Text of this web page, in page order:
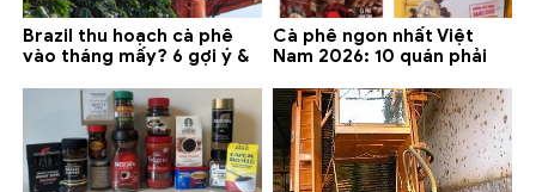
Brazil thu hoạch cà phê
vào tháng mấy? 6 gợi ý &
Cà phê ngon nhất Việt
Nam 2026: 10 quán phải
Lạt